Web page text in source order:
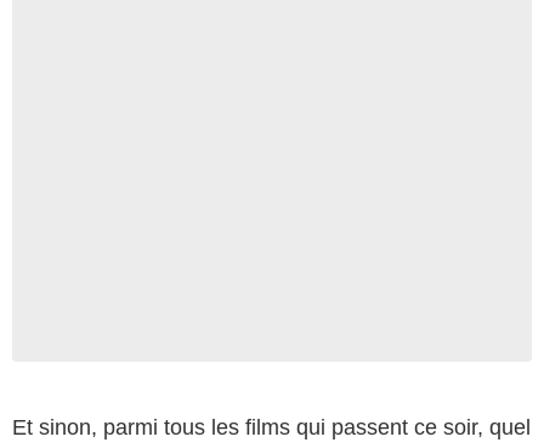
Et sinon, parmi tous les films qui passent ce soir, quel